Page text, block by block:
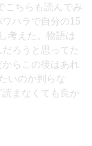
こちらも読んでみ
ハラで自分の15
考えた。物語は
ろうと思ってた
らこの後はあれ
いのか判らな
まなくても良か